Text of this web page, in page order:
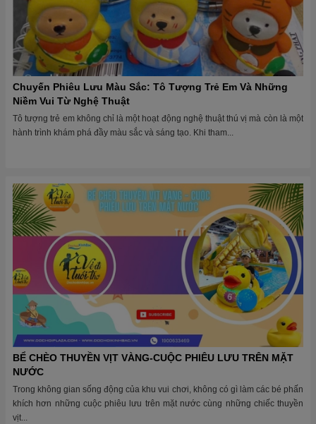
Chuyến Phiêu Lưu Màu Sắc: Tô Tượng Trẻ Em Và Những
Niềm Vui Từ Nghệ Thuật
Tô tượng trẻ em không chỉ là một hoạt động nghệ thuật thú vị mà còn là một
hành trình khám phá đầy màu sắc và sáng tạo. Khi tham...
BỂ CHÈO THUYỀN VỊT VÀNG-CUỘC PHIÊU LƯU TRÊN MẶT
NƯỚC
Trong không gian sống động của khu vui chơi, không có gì làm các bé phấn
khích hơn những cuộc phiêu lưu trên mặt nước cùng những chiếc thuyền
vịt...